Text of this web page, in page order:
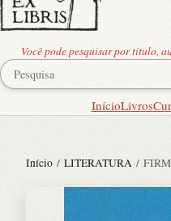
Você pode pesquisar por título,
InícioLivros
Início / LITERATURA /